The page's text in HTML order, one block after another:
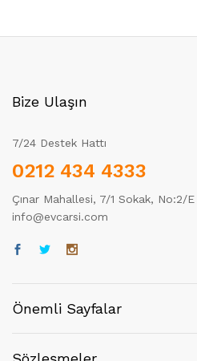
Bize Ulaşın
7/24 Destek Hattı
0212 434 4333
Çınar Mahallesi, 7/1 Sokak, No:2/E
info@evcarsi.com
Önemli Sayfalar